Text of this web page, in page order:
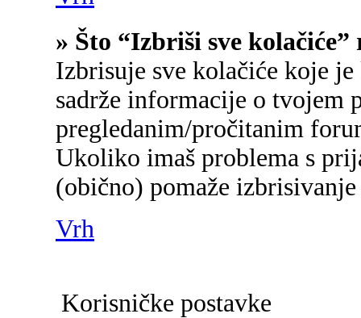
» Što “Izbriši sve kolačiće”
Izbrisuje sve kolačiće koje
sadrže informacije o tvojem
pregledanim/pročitanim
Ukoliko imaš problema s
(obično) pomaže
Vrh
Korisničke postavke